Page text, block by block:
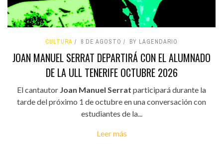
CULTURA 8 DE AGOSTO BY LAGENDARIO
JOAN MANUEL SERRAT DEPARTIRÁ CON EL ALUMNADO
DE LA ULL TENERIFE OCTUBRE 2026
El cantautor Joan Manuel Serrat participará durante la
tarde del próximo 1 de octubre en una conversación con
estudiantes de la...
Leer más